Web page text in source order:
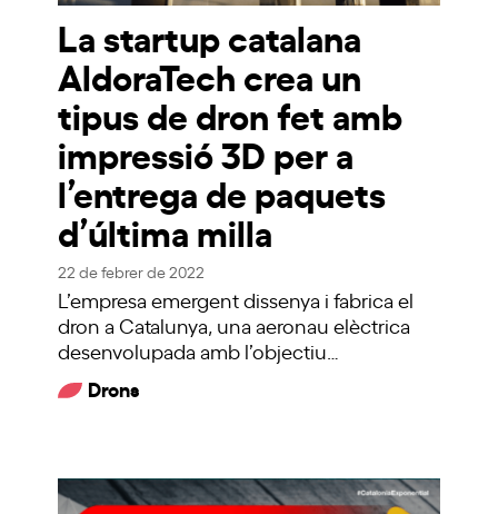
La startup catalana
AldoraTech crea un
tipus de dron fet amb
impressió 3D per a
l’entrega de paquets
d’última milla
22 de febrer de 2022
L’empresa emergent dissenya i fabrica el
dron a Catalunya, una aeronau elèctrica
desenvolupada amb l’objectiu…
Drons